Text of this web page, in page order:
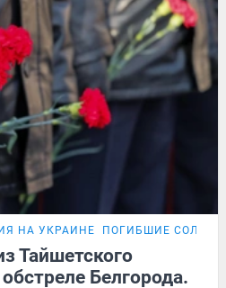
НА УКРАИНЕ ПОГИБШИЕ
Тайшетского
Белгорода.